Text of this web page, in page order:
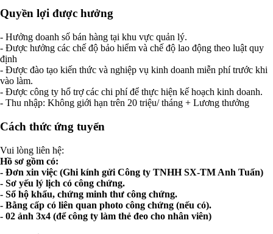
Quyền lợi được hưởng
- Hưởng doanh số bán hàng tại khu vực quản lý.
- Được hưởng các chế độ bảo hiểm và chế độ lao động theo luật quy
định
- Được đào tạo kiến thức và nghiệp vụ kinh doanh miễn phí trước khi
vào làm.
- Được công ty hổ trợ các chi phí để thực hiện kế hoạch kinh doanh.
- Thu nhập: Không giới hạn trên 20 triệu/ tháng + Lương thưởng
Cách thức ứng tuyển
Vui lòng liên hệ:
Hồ sơ gồm có:
- Đơn xin việc (Ghi kính gửi Công ty TNHH SX-TM Anh Tuấn)
- Sơ yếu lý lịch có công chứng.
- Sổ hộ khẩu, chứng minh thư công chứng.
- Bằng cấp có liên quan photo công chứng (nếu có).
- 02 ảnh 3x4 (để công ty làm thẻ đeo cho nhân viên)